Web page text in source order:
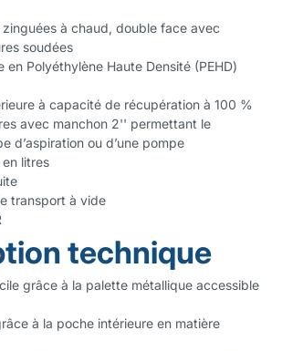
zinguées à chaud, double face avec
soudées
en Polyéthylène Haute Densité (PEHD)
à capacité de récupération à 100 %
avec manchon 2'' permettant le
d’aspiration ou d’une pompe
litres
transport à vide
technique
grâce à la palette métallique accessible
à la poche intérieure en matière